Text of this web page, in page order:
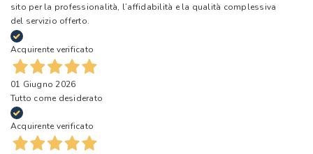
sito per la professionalità, l’affidabilità e la qualità complessiva
del servizio offerto.
Acquirente verificato
01 Giugno 2026
Tutto come desiderato
Acquirente verificato